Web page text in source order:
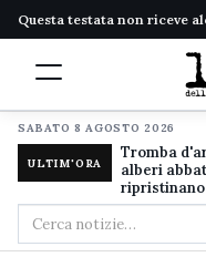
Questa testata non riceve
SABATO 8 AGOSTO 2026
ULTIM'ORA
Tromba
alberi
Cerca
nel